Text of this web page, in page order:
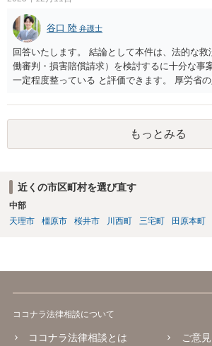
谷口 陸 弁護士
回答いたします。 結論として本件は、法的な
働審判・損害賠償請求）を検討するに十分な事
一定程度整っている と評価できます。 厚労省
者に精神的・身体的苦痛を与える行為とされて
スでは、次のように各要件を満たす可能性が
ないとして、②③について、あなたの記載内容
メントが多数含まれています。 意図的な無視
悪口・人格否定発言、早退理由の改ざん（評価
必要性が認められず、違法性は強い と評価でき
立し、誹謗中傷が常態化している状況は、明確
能性があります。 会社は事実を認識していた
ンス窓口が「当事者間で解決を」として事実上
報告がなされた後も具体的対応なし ・職場全体
もっとみる
近くの市区町村を選び直す
中部
天理市
橿原市 桜井市 川西町 三宅町 田原本町
ココナラ法律相談について
ココナラ法律相談とは ご意